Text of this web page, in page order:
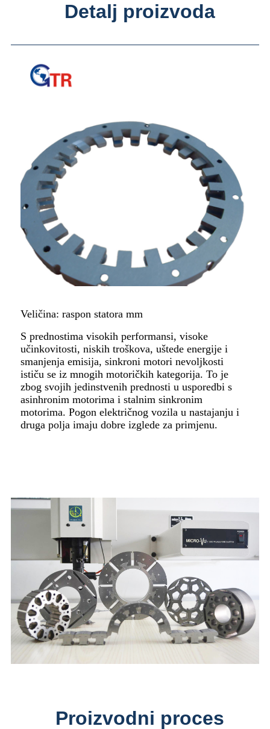
Detalj proizvoda
Veličina: raspon statora mm
S prednostima visokih performansi, visoke
učinkovitosti, niskih troškova, uštede energije i
smanjenja emisija, sinkroni motori nevoljkosti
ističu se iz mnogih motoričkih kategorija. To je
zbog svojih jedinstvenih prednosti u usporedbi s
asinhronim motorima i stalnim sinkronim
motorima. Pogon električnog vozila u nastajanju i
druga polja imaju dobre izglede za primjenu.
Proizvodni proces